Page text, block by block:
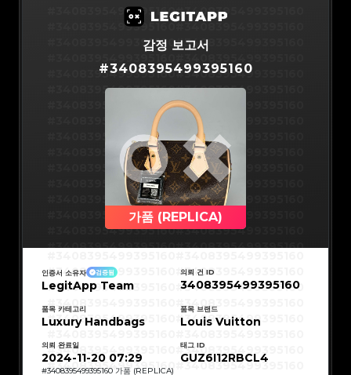
#3066123689299189#3066123689299189
#3066123689299189#3066123689299189
#3066123689299189#3066123689299189
#3066123689299189#3066123689299189
#3066123689299189#3066123689299189
#3066123689299189#3066123689299189
#3066123689299189#3066123689299189
#3066123689299189
#3066123689299189
#3066123689299189
#3066123689299189
#3066123689299189#3066123689299189
#3066123689299189#3066123689299189
#3066123689299189#3066123689299189
#3066123689299189#3066123689299189
#3066123689299189#3066123689299189
#3066123689299189#3066123689299189
#3066123689299189
#3066123689299189
#3066123689299189
#3066123689299189
#3066123689299189
#3066123689299189
#3066123689299189
#3066123689299189
#3066123689299189
#3066123689299189
#3066123689299189
#3066123689299189#3066123689299189
#3066123689299189#3066123689299189
#3066123689299189#3066123689299189
#3066123689299189
#3066123689299189
#3066123689299189#3066123689299189
#3066123689299189
#3066123689299189
#3066123689299189#3066123689299189
#3066123689299189#3066123689299189
#3066123689299189#3066123689299189
#3066123689299189#3066123689299189
#3066123689299189#3066123689299189
#3066123689299189#3066123689299189
#3066123689299189#3066123689299189
#3066123689299189
#3066123689299189
#3066123689299189
#3066123689299189
#3066123689299189
#3066123689299189
#3066123689299189
#3066123689299189
#3066123689299189
#3066123689299189
#3066123689299189
#3408395499395160#3408395499395160
#3408395499395160#3408395499395160
#3408395499395160#3408395499395160
#3408395499395160#3408395499395160
#3408395499395160#3408395499395160
#3408395499395160#3408395499395160
#3408395499395160
#3408395499395160
#3408395499395160
#3408395499395160
#3408395499395160#3408395499395160
#3408395499395160#3408395499395160
#3408395499395160#3408395499395160
#3408395499395160#3408395499395160
#3408395499395160#3408395499395160
#3408395499395160#3408395499395160
#3408395499395160#3408395499395160
#3408395499395160
#3408395499395160
#3408395499395160
#3408395499395160
#3408395499395160
#3408395499395160
#3408395499395160
#3408395499395160
#3408395499395160
#3408395499395160
#3408395499395160
#3408395499395160
#3408395499395160
감정 보고서
#3408395499395160
가품 (REPLICA)
#3408395499395160
#3408395499395160
#3408395499395160
#3408395499395160
#3408395499395160
#3408395499395160
#3408395499395160
#3408395499395160
#3408395499395160
#3408395499395160
#3408395499395160
#3408395499395160
인증서 소유자 검증됨
LegitApp Team
의뢰 건 ID
3408395499395160
품목 카테고리
Luxury Handbags
품목 브랜드
Louis Vuitton
의뢰 완료일
2024-11-20 07:29
태그 ID
GUZ6I12RBCL4
#3408395499395160 가품 (REPLICA)